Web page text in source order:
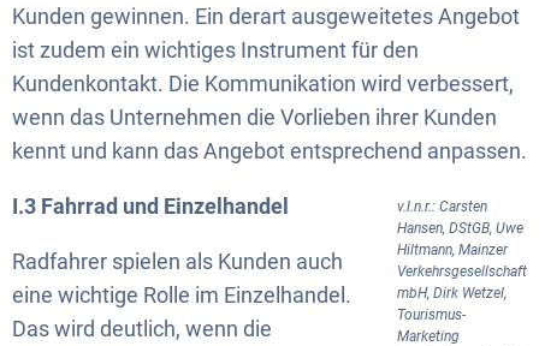
Kunden gewinnen. Ein derart ausgeweitetes Angebot
ist zudem ein wichtiges Instrument für den
Kundenkontakt. Die Kommunikation wird verbessert,
wenn das Unternehmen die Vorlieben ihrer Kunden
kennt und kann das Angebot entsprechend anpassen.
v.l.n.r.: Carsten
Hansen, DStGB, Uwe
Hiltmann, Mainzer
Verkehrsgesellschaft
mbH, Dirk Wetzel,
Tourismus-
Marketing
I.3 Fahrrad und Einzelhandel
Radfahrer spielen als Kunden auch
eine wichtige Rolle im Einzelhandel.
Das wird deutlich, wenn die